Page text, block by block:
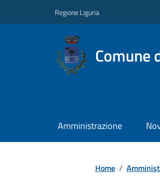
Regione Liguria
Comune
Amministrazione
Home /